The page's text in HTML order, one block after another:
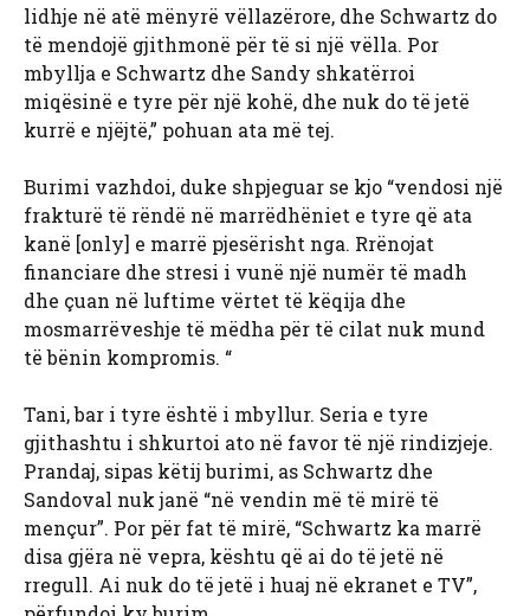
lidhje në atë mënyrë vëllazërore, dhe Schwartz do
të mendojë gjithmonë për të si një vëlla. Por
mbyllja e Schwartz dhe Sandy shkatërroi
miqësinë e tyre për një kohë, dhe nuk do të jetë
kurrë e njëjtë,” pohuan ata më tej.
Burimi vazhdoi, duke shpjeguar se kjo “vendosi një
frakturë të rëndë në marrëdhëniet e tyre që ata
kanë [only] e marrë pjesërisht nga. Rrënojat
financiare dhe stresi i vunë një numër të madh
dhe çuan në luftime vërtet të këqija dhe
mosmarrëveshje të mëdha për të cilat nuk mund
të bënin kompromis. “
Tani, bar i tyre është i mbyllur. Seria e tyre
gjithashtu i shkurtoi ato në favor të një rindizjeje.
Prandaj, sipas këtij burimi, as Schwartz dhe
Sandoval nuk janë “në vendin më të mirë të
mençur”. Por për fat të mirë, “Schwartz ka marrë
disa gjëra në vepra, kështu që ai do të jetë në
rregull. Ai nuk do të jetë i huaj në ekranet e TV”,